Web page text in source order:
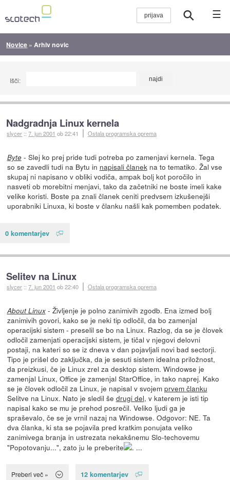
☰
Novice » Arhiv novic
Išči:
Nadgradnja Linux kernela
slycer ::7. jun 2001 ob 22:41 Ostala programska oprema
Byte- Slej ko prej pride tudi potreba po zamenjavi kernela. Tega
so se zavedli tudi na Bytu in napisali članekna to tematiko. Žal vse
skupaj ni napisano v obliki vodiča, ampak bolj kot poročilo in
nasveti ob morebitni menjavi, tako da začetniki ne boste imeli kake
velike koristi. Boste pa znali članek ceniti predvsem izkušenejši
uporabniki Linuxa, ki boste v članku našli kak pomemben podatek.
0 komentarjev
Selitev na Linux
slycer ::7. jun 2001 ob 22:40 Ostala programska oprema
About Linux- Življenje je polno zanimivih zgodb. Ena izmed bolj
zanimivih govori, kako se je neki tip odločil, da bo zamenjal
operacijski sistem - preselil se bo na Linux. Razlog, da se je človek
odločil zamenjati operacijski sistem, je tičal v njegovi delovni
postaji, na kateri so se iz dneva v dan pojavljali novi bad sectorji.
Tipo je prišel do zaključka, da je sesuti sistem idealna priložnost,
da preizkusi, če je Linux zrel za desktop sistem. Windowse je
zamenjal Linux, Office je zamenjal StarOffice, in tako naprej. Kako
se je človek odločil za Linux, je napisal v svojem prvem članku
Selitve na Linux. Nato je sledil še drugi del, v katerem je isti tip
napisal kako se mu je prehod posrečil. Veliko ljudi ga je
spraševalo, če se je vrnil nazaj na Windowse. Odgovor: NE. Ta
dva članka, ki sta se pojavila pred kratkim ponujata veliko
zanimivega branja in ustrezata nekakšnemu Slo-techovemu
"Popotovanju...", zato ju le preberite
. ...
Preberi več » 12 komentarjev